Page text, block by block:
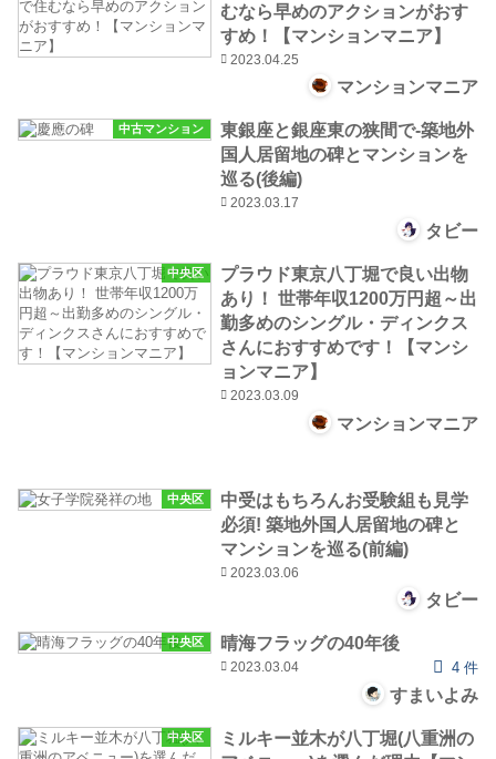
むなら早めのアクションがおす
すめ！【マンションマニア】
2023.04.25
マンションマニア
中古マンション
東銀座と銀座東の狭間で-築地外
国人居留地の碑とマンションを
巡る(後編)
2023.03.17
タビー
中央区
プラウド東京八丁堀で良い出物
あり！ 世帯年収1200万円超～出
勤多めのシングル・ディンクス
さんにおすすめです！【マンシ
ョンマニア】
2023.03.09
マンションマニア
中央区
中受はもちろんお受験組も見学
必須! 築地外国人居留地の碑と
マンションを巡る(前編)
2023.03.06
タビー
中央区 晴海フラッグの40年後
2023.03.04 4 件
すまいよみ
中央区
ミルキー並木が八丁堀(八重洲の